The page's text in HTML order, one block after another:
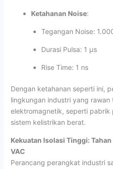
Ketahanan Noise:
Tegangan Noise:
Durasi Pulsa: 1 µs
Rise Time: 1 ns
Dengan ketahanan seperti ini,
lingkungan industri yang
elektromagnetik, seperti pabrik
sistem kelistrikan berat.
Kekuatan Isolasi Tinggi:
VAC
Perancang perangkat industri